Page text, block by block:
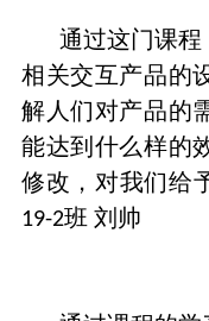
通过这门课
相关交互产品的
解人们对产品的
能达到什么样的
修改，对我们给
19-2班 刘帅